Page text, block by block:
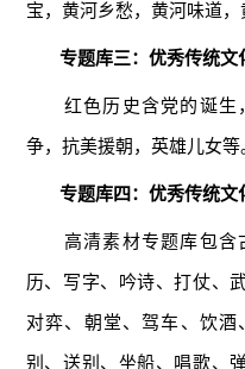
宝，黄河乡愁，黄河味道，
专题库三：优秀传统文
红色历史含党的诞生
争，抗美援朝，英雄儿女等
专题库四 ： 优秀传统文
高清素材专题库包含
历、写字、吟诗、打仗、
对弈、朝堂、驾车、饮
别、送别、坐船、唱歌、